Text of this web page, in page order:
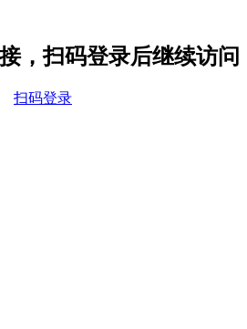
，扫码登录后继续访问
扫码登录